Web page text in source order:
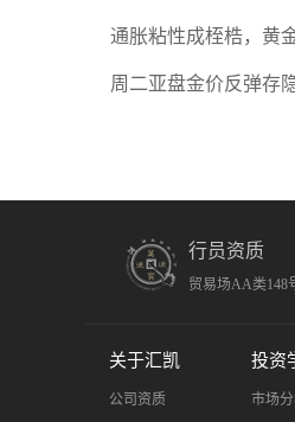
通胀粘性成桎梏，黄
周二亚盘金价反弹存
行员资质
贸易场AA类148
关于汇凯
公司资质
投资
市场